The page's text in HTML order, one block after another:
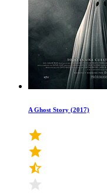
A Ghost Story (2017)